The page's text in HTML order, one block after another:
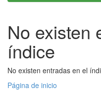
No existen
índice
No existen entradas en el
Página de inicio